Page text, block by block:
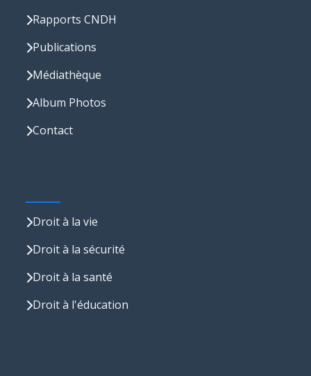
Rapports CNDH
Publications
Médiathèque
Album Photos
Contact
Droit à la vie
Droit à la sécurité
Droit à la santé
Droit à l'éducation